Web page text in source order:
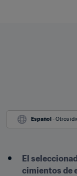
Español - Otros
El
cimientos de